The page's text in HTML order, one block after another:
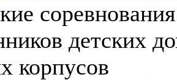
детских
корпусов